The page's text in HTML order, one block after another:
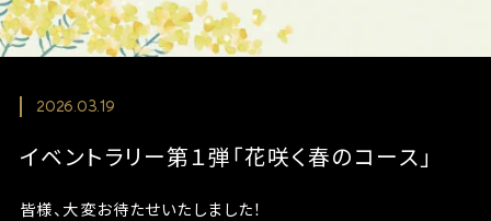
2026.03.19
イベントラリー第１弾「花咲く春のコース」
皆様、大変お待たせいたしました！